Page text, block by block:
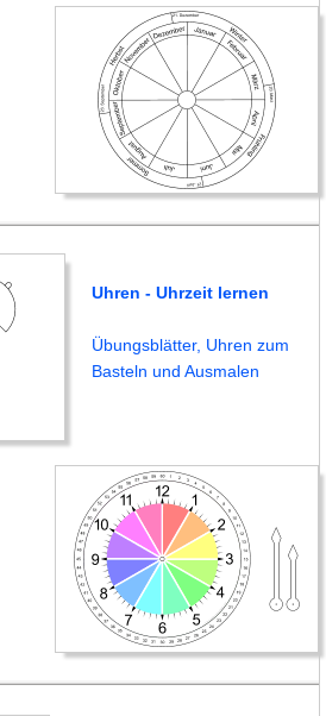
Uhren - Uhrzeit lernen
Übungsblätter, Uhren zum
Basteln und Ausmalen